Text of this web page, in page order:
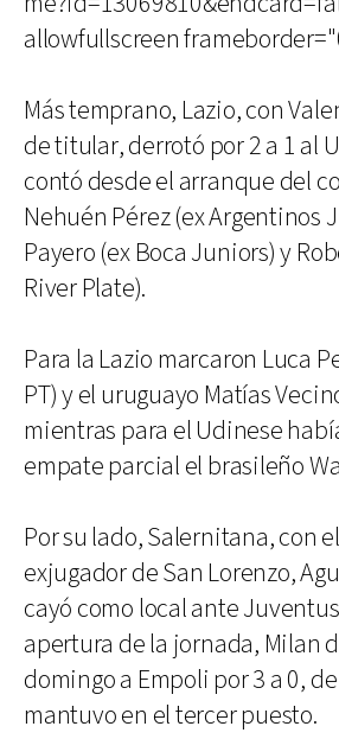
allowfullscreen
Más temprano, Lazio, con
de titular, derrotó por 2 a 1 al
contó desde el arranque del
Nehuén Pérez (ex Argentinos
Payero (ex Boca Juniors) y
River Plate).
Para la Lazio marcaron Luca
PT) y el uruguayo Matías
mientras para el Udinese
empate parcial el brasileño
Por su lado, Salernitana, con
exjugador de San Lorenzo,
cayó como local ante
apertura de la jornada, Milan
domingo a Empoli por 3 a 0,
mantuvo en el tercer puesto.